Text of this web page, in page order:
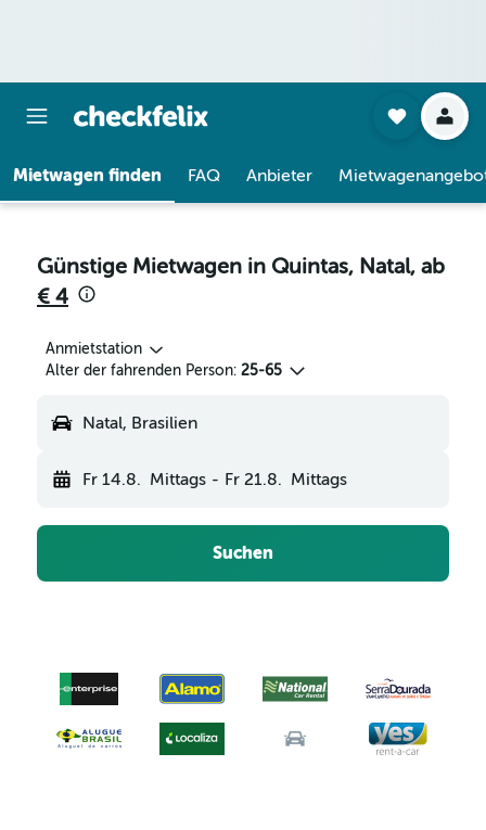
Mietwagen finden FAQ Anbieter
Günstige Mietwagen in Quintas, Natal, ab
€ 4
Anmietstation
Alter der fahrenden Person: 25-65
Natal, Brasilien
Fr 14.8. Mittags - Fr 21.8. Mittags
Suchen